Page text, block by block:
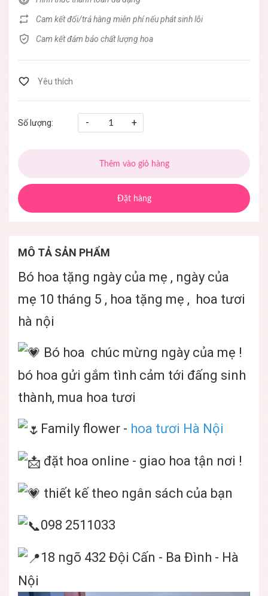
Cam kết đổi/trả hàng miễn phí nếu phát sinh lỗi
Cam kết đảm bảo chất lượng hoa
Số lượng: - +
Thêm vào giỏ hàng
Đặt hàng
MÔ TẢ SẢN PHẨM
Bó hoa tặng ngày của mẹ , ngày của
mẹ 10 tháng 5 , hoa tặng mẹ , hoa tươi
hà nội
Bó hoa chúc mừng ngày của mẹ !
bó hoa gửi gắm tình cảm tới đấng sinh
thành, mua hoa tươi
Family flower - hoa tươi Hà Nội
đặt hoa online - giao hoa tận nơi !
thiết kế theo ngân sách của bạn
098 2511033
18 ngõ 432 Đội Cấn - Ba Đình - Hà
Nội